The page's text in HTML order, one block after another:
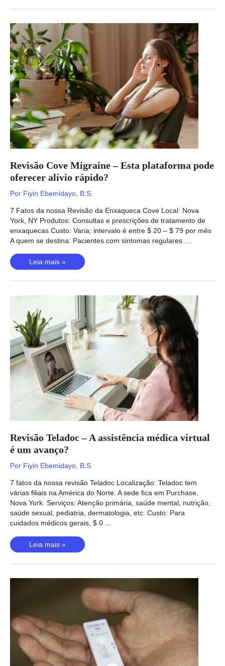
Oral
Labs
–
Seu
dentista
recomendaria?
Revisão Cove Migraine – Esta plataforma pode
oferecer alívio rápido?
Por Fiyin Ebemidayo, B.S.
7 Fatos da nossa Revisão da Enxaqueca Cove Local: Nova
York, NY Produtos: Consultas e prescrições de tratamento de
enxaquecas Custo: Varia; intervalo é entre $ 20 – $ 79 por mês
A quem se destina: Pacientes com sintomas regulares …
Revisão
Cove
Migraine
plataforma
pode
oferecer
alívio
rápido?
Leia mais »
Revisão Teladoc – A assistência médica virtual
é um avanço?
Por Fiyin Ebemidayo, B.S.
7 fatos da nossa revisão Teladoc Localização: Teladoc tem
várias filiais na América do Norte. A sede fica em Purchase,
Nova York. Serviços: Atenção primária, saúde mental, nutrição,
saúde sexual, pediatria, dermatologia, etc. Custo: Para
cuidados médicos gerais, $ 0 …
Revisão
Teladoc
–
é
um
avanço?
Leia mais »